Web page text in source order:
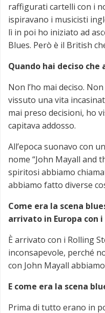
raffigurati cartelli con i
ispiravano i musicisti
lì in poi ho iniziato ad
Blues. Però è il British
Quando hai deciso
Non l’ho mai deciso.
vissuto una vita
mai preso decisioni, ho
capitava addosso.
All’epoca suonavo con
nome “John Mayall and
spiritosi abbiamo
abbiamo fatto diverse
Come era la scena
arrivato in Europa con
È arrivato con i Rolling
inconsapevole, perché
con John Mayall
E come era la scena
Prima di tutto erano in